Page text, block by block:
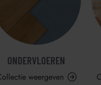
ONDERVLOEREN
weergeven